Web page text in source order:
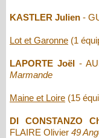
KASTLER Julien -
Lot et Garonne (1
LAPORTE Joël -
Marmande
Maine et Loire (15
DI CONSTANZO
FLAIRE Olivier 49